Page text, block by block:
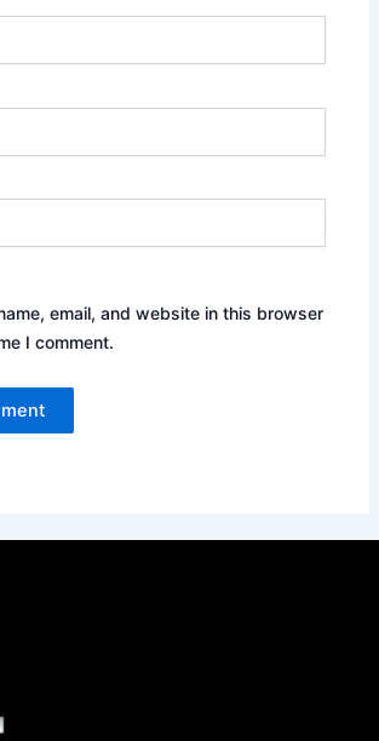
email, and website in this browser
I comment.